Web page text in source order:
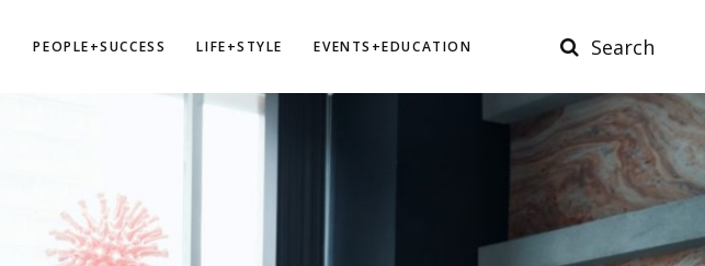
PEOPLE+SUCCESS LIFE+STYLE EVENTS+EDUCATION Search